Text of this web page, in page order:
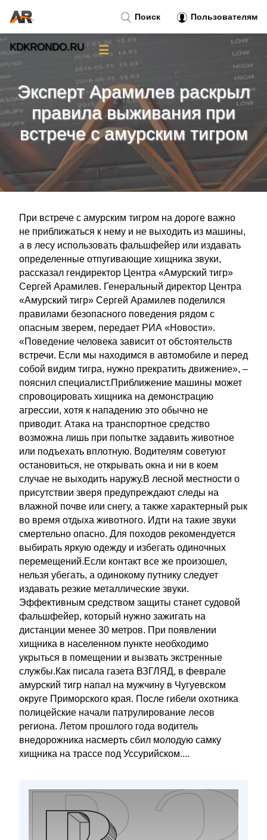
Эксперт Арамилев раскрыл
правила выживания при
встрече с амурским тигром
При встрече с амурским тигром на дороге важно
не приближаться к нему и не выходить из машины,
а в лесу использовать фальшфейер или издавать
определенные отпугивающие хищника звуки,
рассказал гендиректор Центра «Амурский тигр»
Сергей Арамилев. Генеральный директор Центра
«Амурский тигр» Сергей Арамилев поделился
правилами безопасного поведения рядом с
опасным зверем, передает РИА «Новости».
«Поведение человека зависит от обстоятельств
встречи. Если мы находимся в автомобиле и перед
собой видим тигра, нужно прекратить движение», –
пояснил специалист.Приближение машины может
спровоцировать хищника на демонстрацию
агрессии, хотя к нападению это обычно не
приводит. Атака на транспортное средство
возможна лишь при попытке задавить животное
или подъехать вплотную. Водителям советуют
остановиться, не открывать окна и ни в коем
случае не выходить наружу.В лесной местности о
присутствии зверя предупреждают следы на
влажной почве или снегу, а также характерный рык
во время отдыха животного. Идти на такие звуки
смертельно опасно. Для походов рекомендуется
выбирать яркую одежду и избегать одиночных
перемещений.Если контакт все же произошел,
нельзя убегать, а одинокому путнику следует
издавать резкие металлические звуки.
Эффективным средством защиты станет судовой
фальшфейер, который нужно зажигать на
дистанции менее 30 метров. При появлении
хищника в населенном пункте необходимо
укрыться в помещении и вызвать экстренные
службы.Как писала газета ВЗГЛЯД, в феврале
амурский тигр напал на мужчину в Чугуевском
округе Приморского края. После гибели охотника
полицейские начали патрулирование лесов
региона. Летом прошлого года водитель
внедорожника насмерть сбил молодую самку
хищника на трассе под Уссурийском....
Поиск Пользователям
KDKRONDO.RU ☰
Тренды новостей»
Рубрики»
Правила»